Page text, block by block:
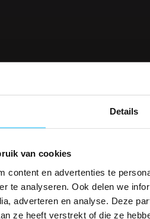
Details
van cookies
content en advertenties te
te analyseren. Ook delen we
adverteren en analyse. Deze
ze heeft verstrekt of die ze
Inschrijven
ONTVANG
KORTING OP
PAK